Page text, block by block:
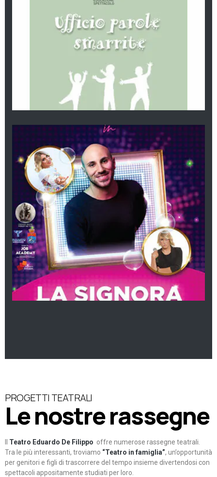
PROGETTI TEATRALI
Le nostre rassegne
Teatro Eduardo De Filippo offre numerose rassegne teatrali.
Tra le più interessanti, troviamo “Teatro in famiglia”, un’opportunità
per genitori e figli di trascorrere del tempo insieme divertendosi con
spettacoli appositamente studiati per loro.